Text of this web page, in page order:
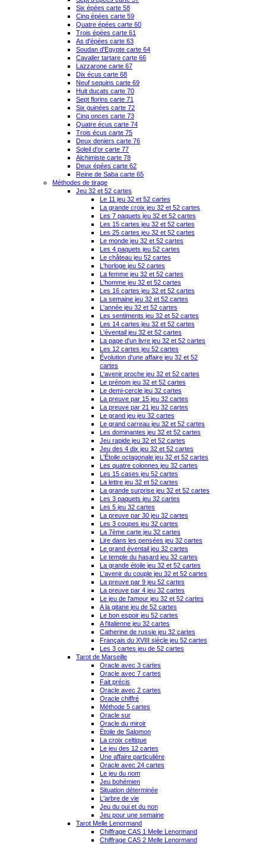
Six épées carte 58
Cinq épées carte 59
Quatre épées carte 60
Trois épées carte 61
As d'épées carte 63
Soudan d'Egypte carte 64
Cavalier tartare carte 66
Lazzarone carte 67
Dix écus carte 68
Neuf sequins carte 69
Huit ducats carte 70
Sept florins carte 71
Six guinées carte 72
Cinq onces carte 73
Quatre écus carte 74
Trois écus carte 75
Deux deniers carte 76
Soleil d'or carte 77
Alchimiste carte 78
Deux épées carte 62
Reine de Saba carte 65
Méthodes de tirage
Jeu 32 et 52 cartes
Le 11 jeu 32 et 52 cartes
La grande croix jeu 32 et 52 cartes
Les 7 paquets jeu 32 et 52 cartes
Les 15 cartes jeu 32 et 52 cartes
Les 25 cartes jeu 32 et 52 cartes
Le monde jeu 32 et 52 cartes
Les 4 paquets jeu 52 cartes
Le château jeu 52 cartes
L'horloge jeu 52 cartes
La femme jeu 32 et 52 cartes
L'homme jeu 32 et 52 cartes
Les 16 cartes jeu 32 et 52 cartes
La semaine jeu 32 et 52 cartes
L'année jeu 32 et 52 cartes
Les sentiments jeu 32 et 52 cartes
Les 14 cartes jeu 32 et 52 cartes
L'éventail jeu 32 et 52 cartes
La page d'un livre jeu 32 et 52 cartes
Les 12 cartes jeu 52 cartes
Évolution d'une affaire jeu 32 et 52
cartes
L'avenir proche jeu 32 et 52 cartes
Le prénom jeu 32 et 52 cartes
Le demi-cercle jeu 32 cartes
La preuve par 15 jeu 32 cartes
La preuve par 21 jeu 32 cartes
Le grand jeu jeu 32 cartes
Le grand carreau jeu 32 et 52 cartes
Les dominantes jeu 32 et 52 cartes
Jeu rapide jeu 32 et 52 cartes
Jeu des 4 dix jeu 32 et 52 cartes
L'Étoile octagonale jeu 32 et 52 cartes
Les quatre colonnes jeu 32 cartes
Les 15 cases jeu 52 cartes
La lettre jeu 32 et 52 cartes
La grande surprise jeu 32 et 52 cartes
Les 3 paquets jeu 32 cartes
Les 5 jeu 32 cartes
La preuve par 30 jeu 32 cartes
Les 3 coupes jeu 32 cartes
La 7ème carte jeu 32 cartes
Lire dans les pensées jeu 32 cartes
Le grand éventail jeu 32 cartes
Le temple du hasard jeu 32 cartes
La grande étoile jeu 32 et 52 cartes
L'avenir du couple jeu 32 et 52 cartes
La preuve par 9 jeu 52 cartes
La preuve par 4 jeu 32 cartes
Le jeu de l'amour jeu 32 et 52 cartes
A la gitane jeu de 52 cartes
Le bon espoir jeu 52 cartes
A l'italienne jeu 32 cartes
Catherine de russie jeu 32 cartes
Français du XVIII siècle jeu 52 cartes
Les 3 cartes jeu de 52 cartes
Tarot de Marseille
Oracle avec 3 cartes
Oracle avec 7 cartes
Fait précis
Oracle avec 2 cartes
Oracle chiffré
Méthode 5 cartes
Oracle sur
Oracle du miroir
Étoile de Salomon
La croix celtique
Le jeu des 12 cartes
Une affaire particulière
Oracle avec 24 cartes
Le jeu du nom
Jeu bohémien
Situation déterminée
L'arbre de vie
Jeu du oui et du non
Jeu pour une semaine
Tarot Melle Lenormand
Chiffrage CAS 1 Melle Lenormand
Chiffrage CAS 2 Melle Lenormand